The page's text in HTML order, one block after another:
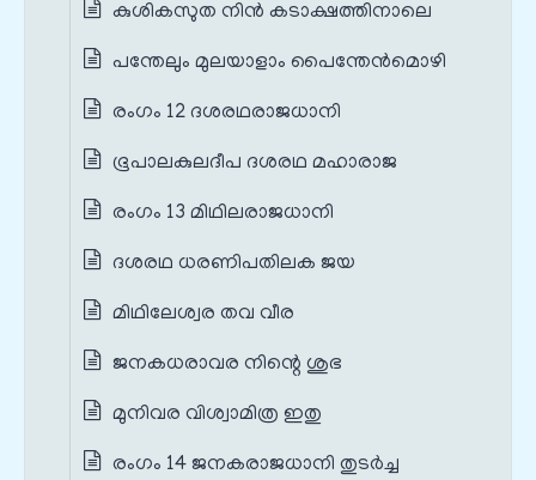
കുശികസുത നിന്‍ കടാക്ഷത്തിനാലെ
പന്തേലും മുലയാളാം പൈന്തേന്‍മൊഴി
രംഗം 12 ദശരഥരാജധാനി
ഭൂപാലകുലദീപ ദശരഥ മഹാരാജ
രംഗം 13 മിഥിലരാജധാനി
ദശരഥ ധരണിപതിലക ജയ
മിഥിലേശ്വര തവ വീര
ജനകധരാവര നിന്റെ ശുഭ
മുനിവര വിശ്വാമിത്ര ഇതു
രംഗം 14 ജനകരാജധാനി തുടർച്ച